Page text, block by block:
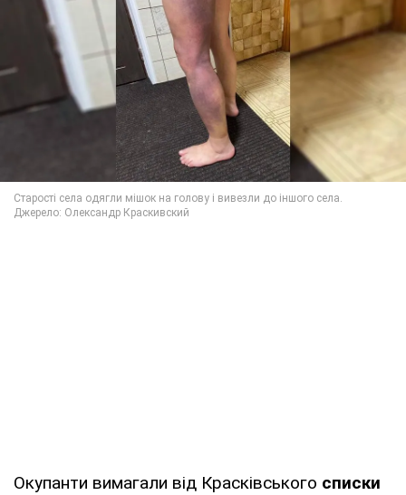
Окупанти вимагали від Красківського списки